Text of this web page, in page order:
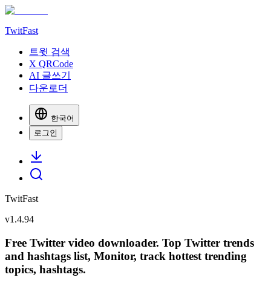
TwitFast
트윗 검색
X QRCode
AI 글쓰기
다운로더
한국어
로그인
TwitFast
v1.4.94
Free Twitter video downloader. Top Twitter trends
and hashtags list, Monitor, track hottest trending
topics, hashtags.